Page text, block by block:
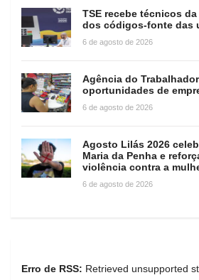
TSE recebe técnicos
dos códigos-fonte das
6 de agosto de 2026
Agência do
oportunidades de
6 de agosto de 2026
Agosto Lilás 2026
Maria da Penha e
violência contra a
6 de agosto de 2026
Erro de RSS: Retrieved unsupported